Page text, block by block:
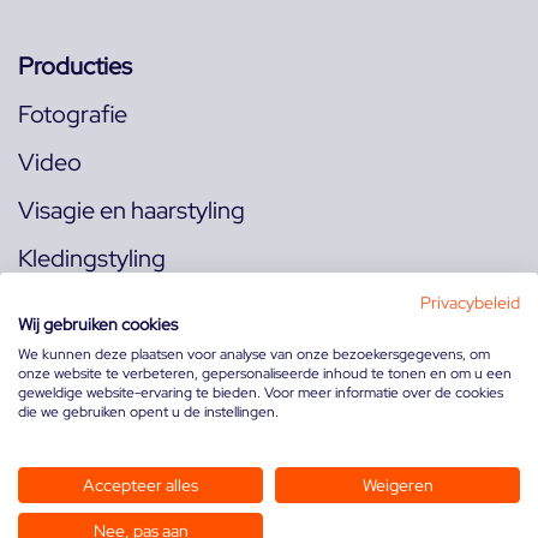
Producties
Fotografie
Video
Visagie en haarstyling
Kledingstyling
Volg ons op:
Privacybeleid
Wij gebruiken cookies
We kunnen deze plaatsen voor analyse van onze bezoekersgegevens, om
onze website te verbeteren, gepersonaliseerde inhoud te tonen en om u een
geweldige website-ervaring te bieden. Voor meer informatie over de cookies
die we gebruiken opent u de instellingen.
Accepteer alles Weigeren
Nee, pas aan